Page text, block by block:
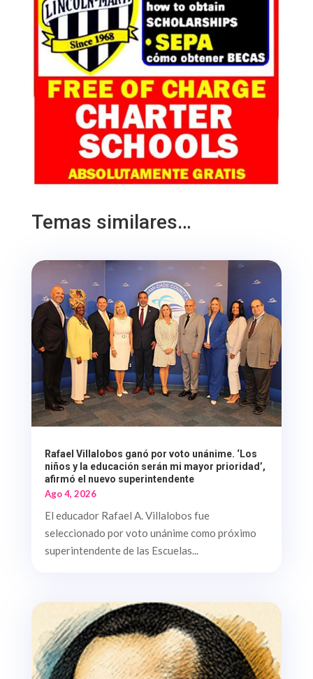
Temas similares…
Rafael Villalobos ganó por voto unánime. ‘Los
niños y la educación serán mi mayor prioridad’,
afirmó el nuevo superintendente
Ago 4, 2026
El educador Rafael A. Villalobos fue
seleccionado por voto unánime como próximo
superintendente de las Escuelas...